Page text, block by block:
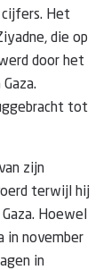
cijfers. Het
die op
door het
tot
zijn
terwijl hij
Hoewel
in november
in